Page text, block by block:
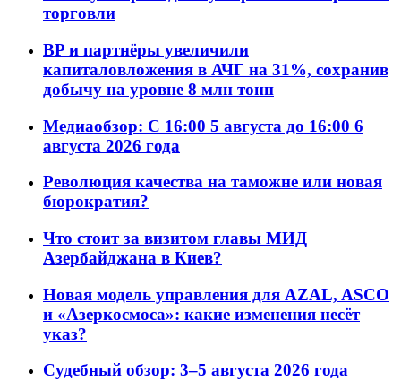
торговли
BP и партнёры увеличили
капиталовложения в АЧГ на 31%, сохранив
добычу на уровне 8 млн тонн
Медиаобзор: С 16:00 5 августа до 16:00 6
августа 2026 года
Революция качества на таможне или новая
бюрократия?
Что стоит за визитом главы МИД
Азербайджана в Киев?
Новая модель управления для AZAL, ASCO
и «Азеркосмоса»: какие изменения несёт
указ?
Судебный обзор: 3–5 августа 2026 года